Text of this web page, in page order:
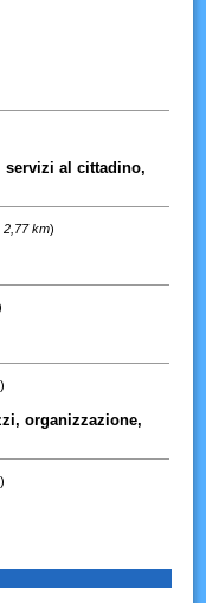
servizi al cittadino,
2,77 km)
)
organizzazione,
)